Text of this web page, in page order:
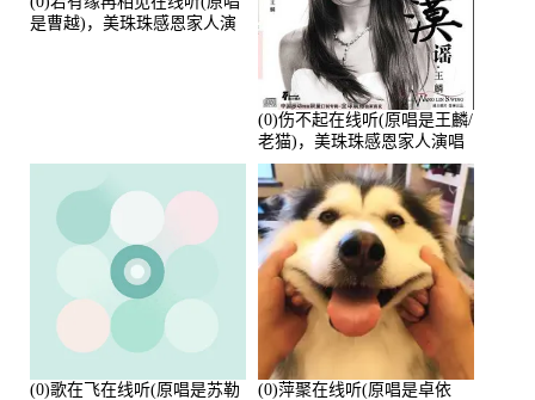
是曹越)，美珠珠感恩家人演
(0)伤不起在线听(原唱是王麟/
老猫)，美珠珠感恩家人演唱
点播:80218次
(0)歌在飞在线听(原唱是苏勒
(0)萍聚在线听(原唱是卓依